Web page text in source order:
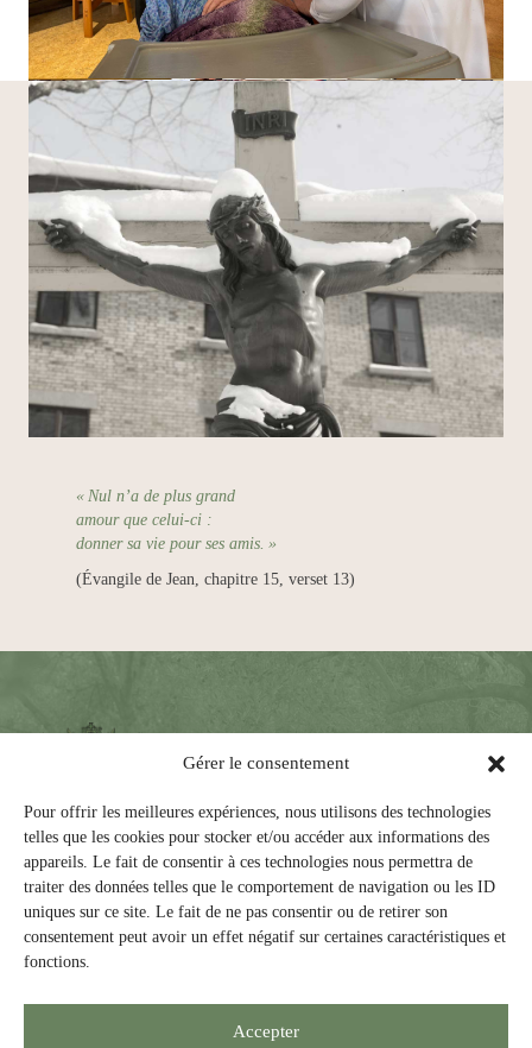
Gérer le consentement
Pour offrir les meilleures expériences, nous utilisons des technologies
telles que les cookies pour stocker et/ou accéder aux informations des
appareils. Le fait de consentir à ces technologies nous permettra de
traiter des données telles que le comportement de navigation ou les ID
uniques sur ce site. Le fait de ne pas consentir ou de retirer son
consentement peut avoir un effet négatif sur certaines caractéristiques et
fonctions.
Accepter
« Nul n’a de plus grand
amour que celui-ci :
donner sa vie pour ses amis. »
(Évangile de Jean, chapitre 15, verset 13)
Les trois dimensions de la vie spirituelle des
Augustines d'hier et de demain sont :